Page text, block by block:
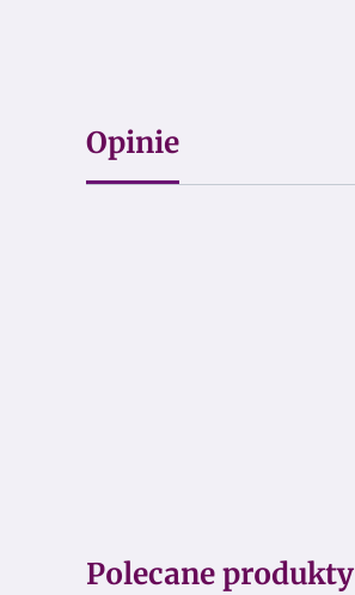
Opinie
Polecane produkty